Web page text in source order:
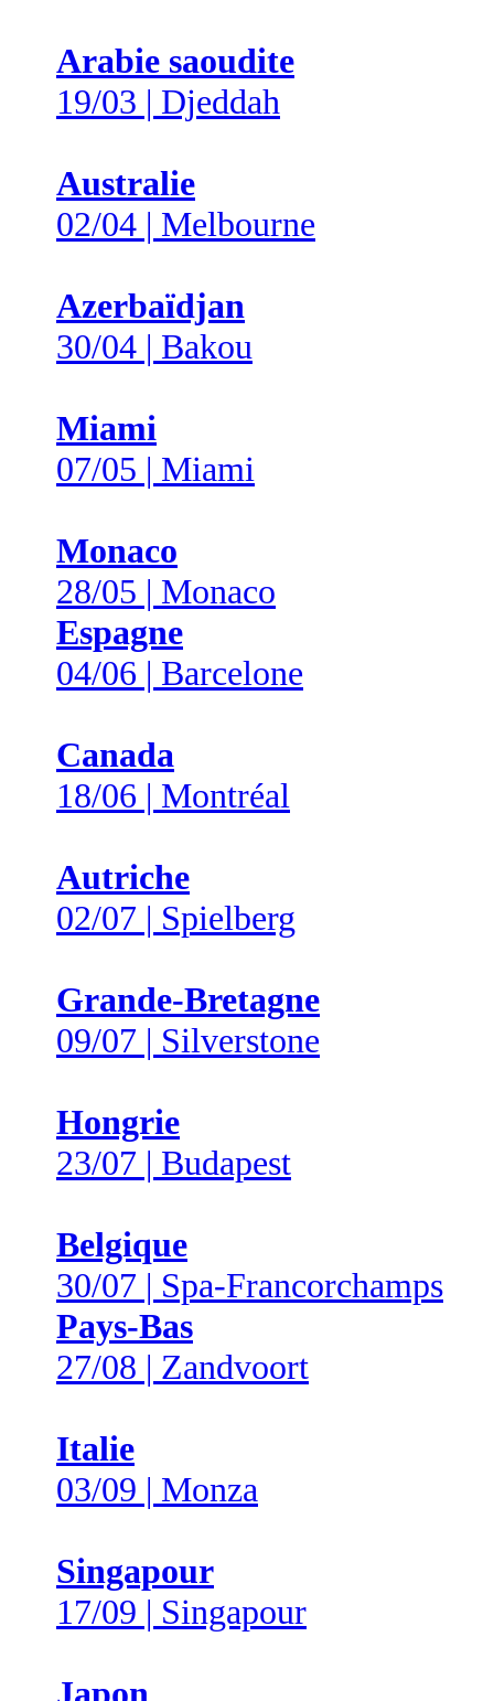
Arabie saoudite
19/03 | Djeddah
Australie
02/04 | Melbourne
Azerbaïdjan
30/04 | Bakou
Miami
07/05 | Miami
Monaco
28/05 | Monaco
Espagne
04/06 | Barcelone
Canada
18/06 | Montréal
Autriche
02/07 | Spielberg
Grande-Bretagne
09/07 | Silverstone
Hongrie
23/07 | Budapest
Belgique
30/07 | Spa-Francorchamps
Pays-Bas
27/08 | Zandvoort
Italie
03/09 | Monza
Singapour
17/09 | Singapour